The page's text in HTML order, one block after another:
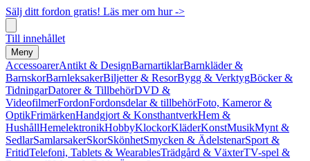
Sälj ditt fordon gratis! Läs mer om hur ->
Till innehållet
Meny
AccessoarerAntikt & DesignBarnartiklarBarnkläder &
BarnskorBarnleksakerBiljetter & ResorBygg & VerktygBöcker &
TidningarDatorer & TillbehörDVD &
VideofilmerFordonFordonsdelar & tillbehörFoto, Kameror &
OptikFrimärkenHandgjort & KonsthantverkHem &
HushållHemelektronikHobbyKlockorKläderKonstMusikMynt &
SedlarSamlarsakerSkorSkönhetSmycken & ÄdelstenarSport &
FritidTelefoni, Tablets & WearablesTrädgård & VäxterTV-spel &